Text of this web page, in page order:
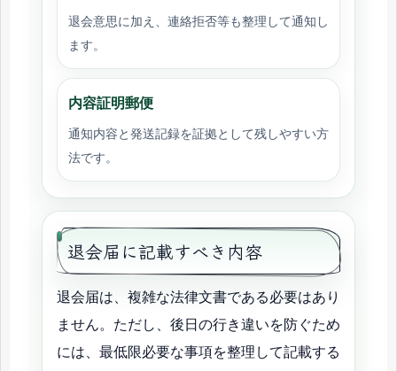
退会意思に加え、連絡拒否等も整理して通知し
ます。
内容証明郵便
通知内容と発送記録を証拠として残しやすい方
法です。
退会届に記載すべき内容
退会届は、複雑な法律文書である必要はあり
ません。ただし、後日の行き違いを防ぐため
には、最低限必要な事項を整理して記載する